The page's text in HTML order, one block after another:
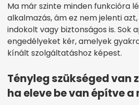
Ma már szinte minden funkcióra
alkalmazás, ám ez nem jelenti
indokolt vagy biztonságos is. Sok
engedélyeket kér, amelyek
kínált szolgáltatáshoz képest.
Tényleg szükséged van
ha eleve be van építve